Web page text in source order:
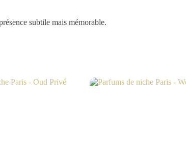
subtile mais mémorable.